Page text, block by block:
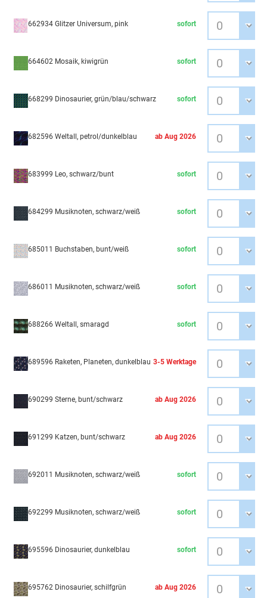
662934 Glitzer Universum, pink sofort
664602 Mosaik, kiwigrün sofort
668299 Dinosaurier, grün/blau/schwarz sofort
682596 Weltall, petrol/dunkelblau ab Aug 2026
683999 Leo, schwarz/bunt sofort
684299 Musiknoten, schwarz/weiß sofort
685011 Buchstaben, bunt/weiß sofort
686011 Musiknoten, schwarz/weiß sofort
688266 Weltall, smaragd sofort
689596 Raketen, Planeten, dunkelblau 3-5 Werktage
690299 Sterne, bunt/schwarz ab Aug 2026
691299 Katzen, bunt/schwarz ab Aug 2026
692011 Musiknoten, schwarz/weiß sofort
692299 Musiknoten, schwarz/weiß sofort
695596 Dinosaurier, dunkelblau sofort
695762 Dinosaurier, schilfgrün ab Aug 2026